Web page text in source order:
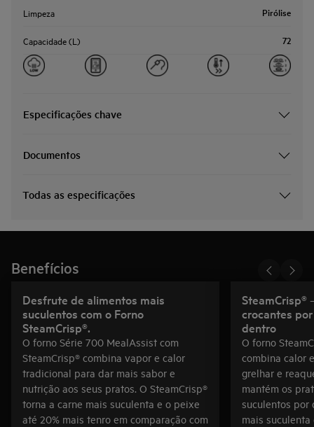
Limpeza Pirólise
Capacidade (L) 72
Especificações chave
Documentos
Todas as especificações
Benefícios
Desfrute de alimentos mais
suculentos com o Forno
SteamCrisp®.
O forno Série 700 MealAssist com
SteamCrisp® combina vapor e calor
tradicional para dar mais sabor e
nutrição aos seus pratos. O SteamCrisp®
torna a carne mais suculenta e o peixe
até 20% mais tenro em comparação com
SteamCrisp®
crocantes
dentro
O forno
combina calor
grelhar e
mantém os
suculentos por
mais